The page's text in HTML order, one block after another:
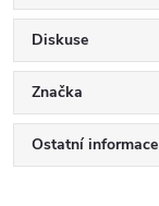
Diskuse
Značka
Ostatní informace